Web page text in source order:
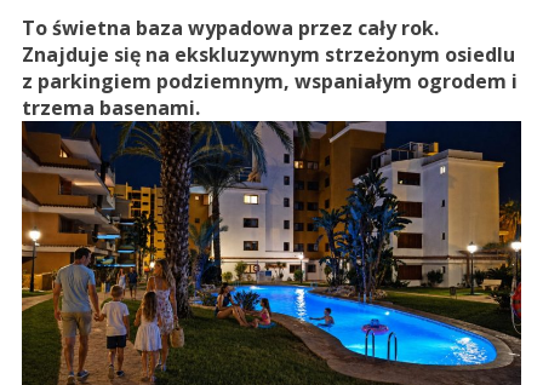
To świetna baza wypadowa przez cały rok.
Znajduje się na ekskluzywnym strzeżonym osiedlu
z parkingiem podziemnym, wspaniałym ogrodem i
trzema basenami.